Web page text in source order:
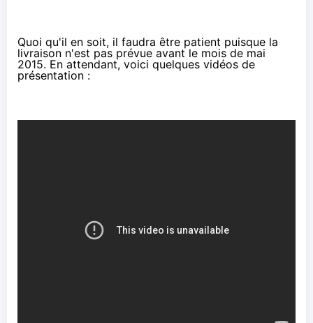
Quoi qu'il en soit, il faudra être patient puisque la
livraison n'est pas prévue avant le mois de mai
2015. En attendant, voici quelques vidéos de
présentation :